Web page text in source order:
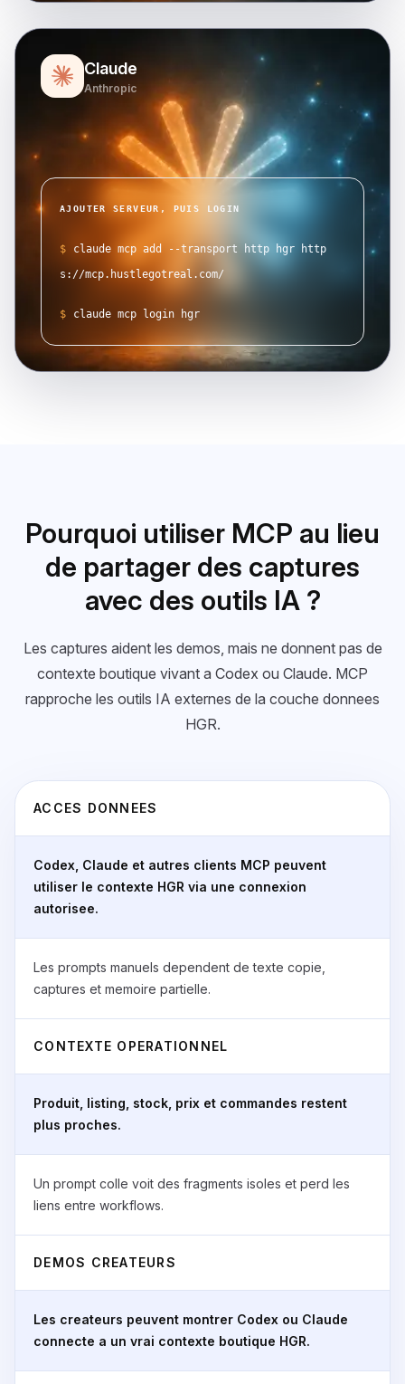
Claude
Anthropic
AJOUTER SERVEUR, PUIS LOGIN
$ claude mcp add --transport http hgr http
s://mcp.hustlegotreal.com/
$ claude mcp login hgr
Pourquoi utiliser MCP au lieu
de partager des captures
avec des outils IA ?
Les captures aident les demos, mais ne donnent pas de
contexte boutique vivant a Codex ou Claude. MCP
rapproche les outils IA externes de la couche donnees
HGR.
ACCES DONNEES
Codex, Claude et autres clients MCP peuvent
utiliser le contexte HGR via une connexion
autorisee.
Les prompts manuels dependent de texte copie,
captures et memoire partielle.
CONTEXTE OPERATIONNEL
Produit, listing, stock, prix et commandes restent
plus proches.
Un prompt colle voit des fragments isoles et perd les
liens entre workflows.
DEMOS CREATEURS
Les createurs peuvent montrer Codex ou Claude
connecte a un vrai contexte boutique HGR.